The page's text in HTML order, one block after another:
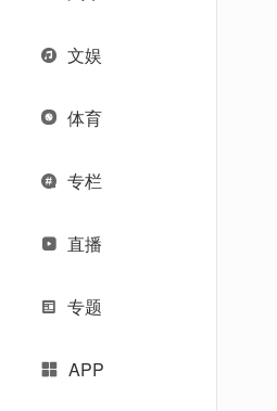
文娱
体育
专栏
直播
专题
APP